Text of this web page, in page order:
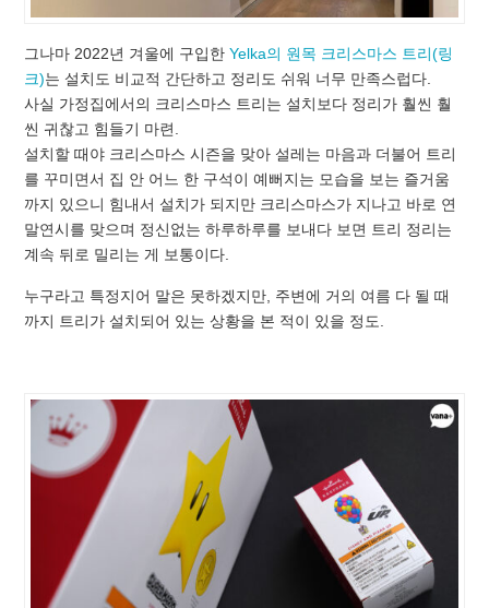
그나마 2022년 겨울에 구입한Yelka의 원목 크리스마스 트리(링
크)는 설치도 비교적 간단하고 정리도 쉬워 너무 만족스럽다.
사실 가정집에서의 크리스마스 트리는 설치보다 정리가 훨씬 훨
씬 귀찮고 힘들기 마련.
설치할 때야 크리스마스 시즌을 맞아 설레는 마음과 더불어 트리
를 꾸미면서 집 안 어느 한 구석이 예뻐지는 모습을 보는 즐거움
까지 있으니 힘내서 설치가 되지만 크리스마스가 지나고 바로 연
말연시를 맞으며 정신없는 하루하루를 보내다 보면 트리 정리는
계속 뒤로 밀리는 게 보통이다.
누구라고 특정지어 말은 못하겠지만, 주변에 거의 여름 다 될 때
까지 트리가 설치되어 있는 상황을 본 적이 있을 정도.